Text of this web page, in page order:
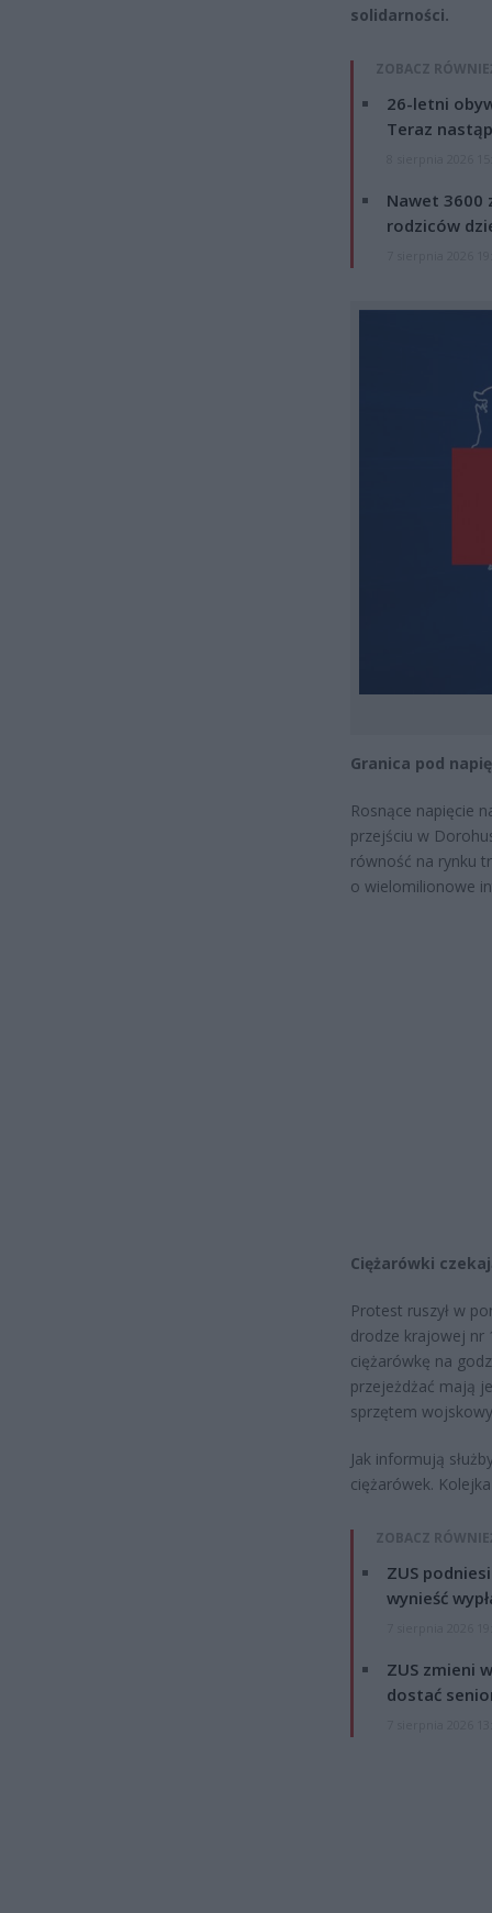
solidarności.
ZOBACZ
26-letni
Teraz
Nawet 3600
rodziców
Granica pod
Rosnące napięcie
przejściu w
równość na rynku
o wielomilionowe
Ciężarówki
Protest ruszył w
drodze krajowej nr
ciężarówkę na
przejeżdżać mają
sprzętem
Jak informują
ciężarówek.
ZOBACZ
ZUS
wynieść
ZUS zmieni
dostać